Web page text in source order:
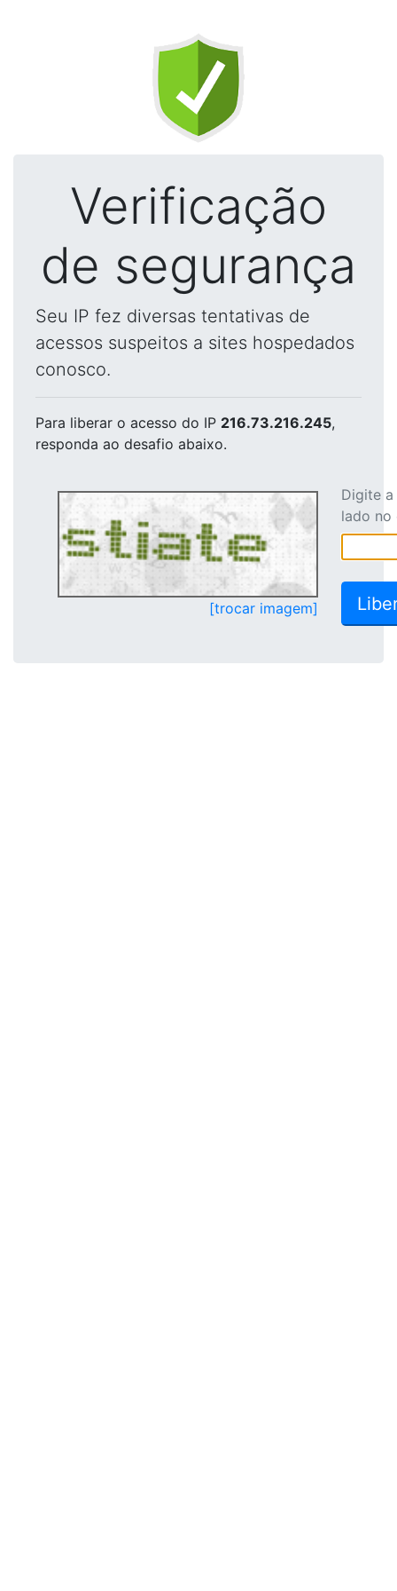
Verificação
de segurança
Seu IP fez diversas tentativas de
acessos suspeitos a sites hospedados
conosco.
Para liberar o acesso do IP 216.73.216.245,
responda ao desafio abaixo.
[trocar imagem]
Digite
lado no